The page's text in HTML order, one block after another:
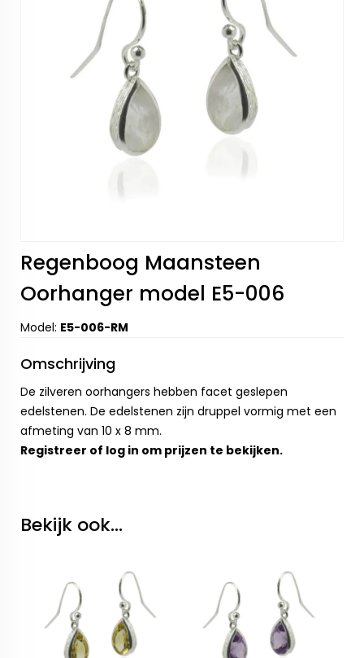
Regenboog Maansteen
Oorhanger model E5-006
Model: E5-006-RM
Omschrijving
De zilveren oorhangers hebben facet geslepen
edelstenen. De edelstenen zijn druppel vormig met een
afmeting van 10 x 8 mm.
Registreer of log in om prijzen te bekijken.
Bekijk ook...